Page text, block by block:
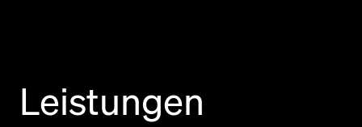
Leistungen